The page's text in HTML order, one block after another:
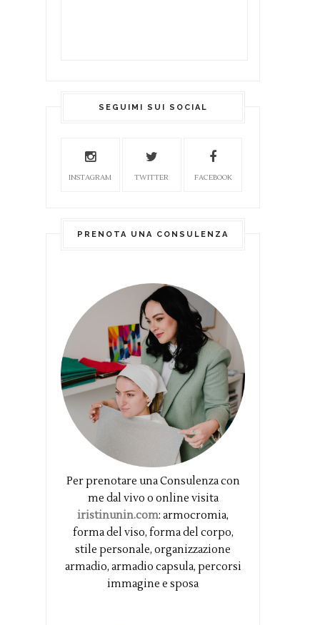
SEGUIMI SUI SOCIAL
INSTAGRAM TWITTER FACEBOOK
PRENOTA UNA CONSULENZA
Per prenotare una Consulenza con
me dal vivo o online visita
iristinunin.com: armocromia,
forma del viso, forma del corpo,
stile personale, organizzazione
armadio, armadio capsula, percorsi
immagine e sposa